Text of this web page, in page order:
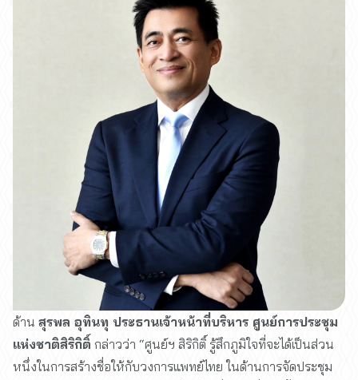
ด้าน สุรพล อุทินทุ ประธานเจ้าหน้าที่บริหาร ศูนย์การประชุม
แห่งชาติสิริกิติ์ กล่าวว่า “ศูนย์ฯ สิริกิติ์ รู้สึกภูมิใจที่จะได้เป็นส่วน
หนึ่งในการสร้างชื่อให้กับวงการแพทย์ไทย ในด้านการจัดประชุม